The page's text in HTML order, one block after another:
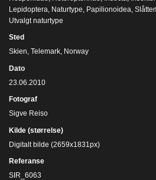
Lepidoptera Naturtype Papilionoidea
Utvalgt naturtype
Sted
Skien, Telemark, Norway
Dato
23.06.2010
Fotograf
Sigve Reiso
Kilde (størrelse)
Digitalt bilde (2659x1831px)
Referanse
SIR_6063